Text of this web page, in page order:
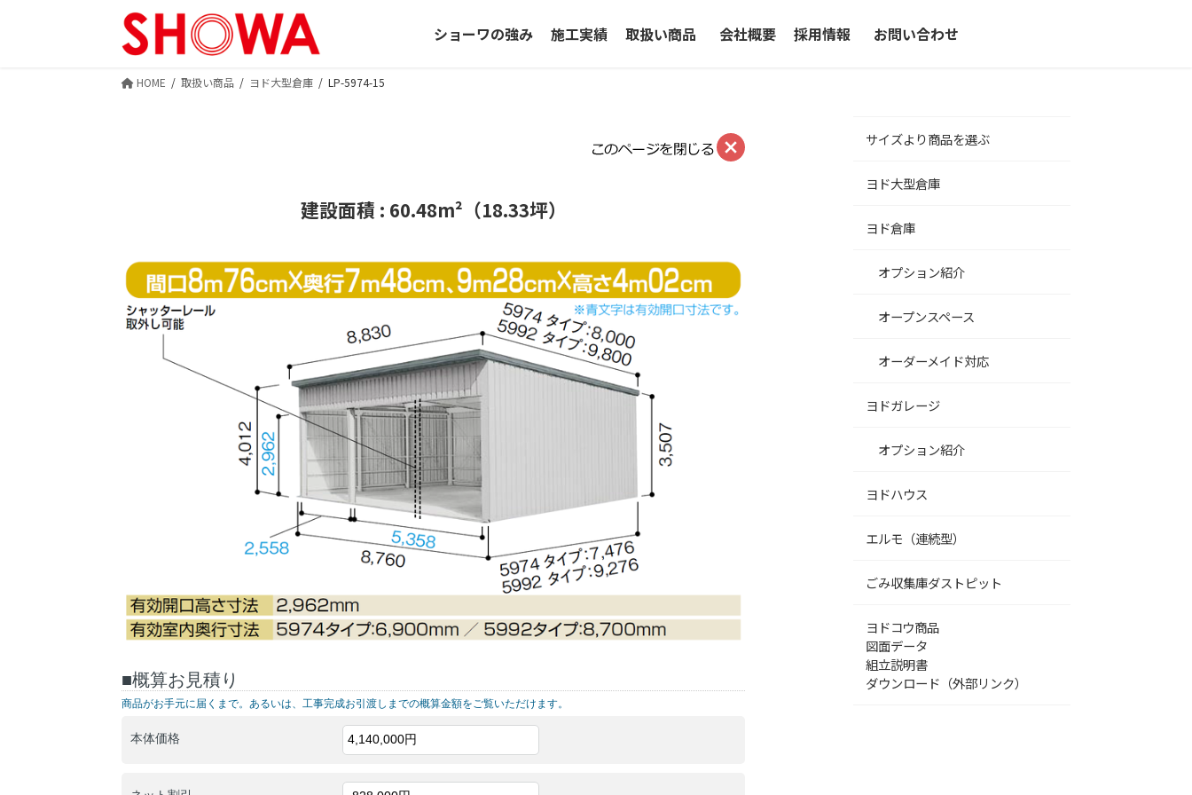
ショーワの強み 施工実績 取扱い商品 会社概要 採用情報 お問い合わせ
HOME 取扱い商品 ヨド大型倉庫 LP-5974-15
建設面積 : 60.48m²（18.33坪）
■概算お見積り
商品がお手元に届くまで。あるいは、工事完成お引渡しまでの概算金額をご覧いただけます。
本体価格
サイズより商品を選ぶ
ヨド大型倉庫
ヨド倉庫
オプション紹介
オープンスペース
オーダーメイド対応
ヨドガレージ
オプション紹介
ヨドハウス
エルモ（連続型）
ごみ収集庫ダストピット
ヨドコウ商品
図面データ
組立説明書
ダウンロード（外部リンク）